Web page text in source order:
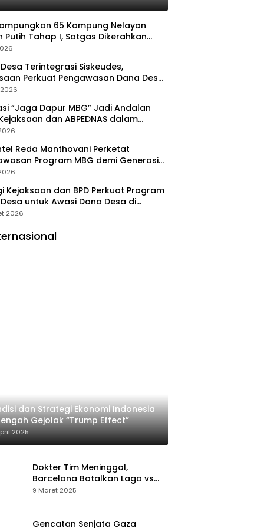
65 Kampung Nelayan
Putih Tahap I, Satgas Dikerahkan
Operasional
Terintegrasi Siskeudes,
Perkuat Pengawasan Dana Desa
Real Time
2026
“Jaga Dapur MBG” Jadi Andalan
dan ABPEDNAS dalam
Program Gizi Nasional
Reda Manthovani Perketat
Program MBG demi Generasi
Kejaksaan dan BPD Perkuat Program
untuk Awasi Dana Desa di
Selatan
2026
dan Strategi Ekonomi Indonesia
Gejolak “Trump Effect”
2025
Dokter Tim Meninggal,
Barcelona Batalkan Laga vs
Osasuna
9 Maret 2025
Gencatan Senjata Gaza